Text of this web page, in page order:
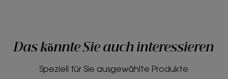
Das könnte Sie auch interessieren
Speziell für Sie ausgewählte Produkte